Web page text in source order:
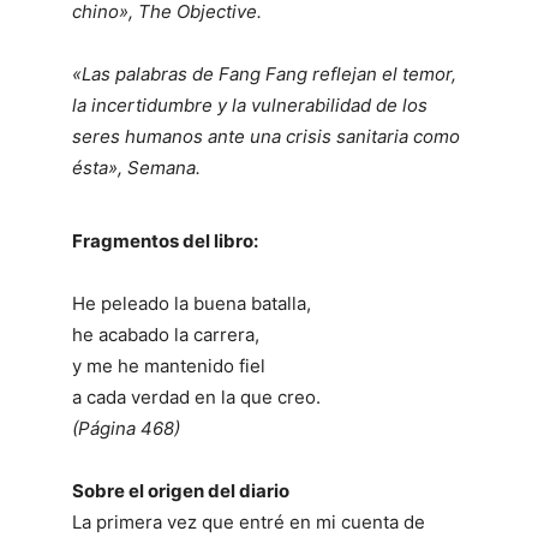
chino», The Objective.
«Las palabras de Fang Fang reflejan el temor,
la incertidumbre y la vulnerabilidad de los
seres humanos ante una crisis sanitaria como
ésta», Semana.
Fragmentos del libro:
He peleado la buena batalla,
he acabado la carrera,
y me he mantenido fiel
a cada verdad en la que creo.
(Página 468)
Sobre el origen del diario
La primera vez que entré en mi cuenta de